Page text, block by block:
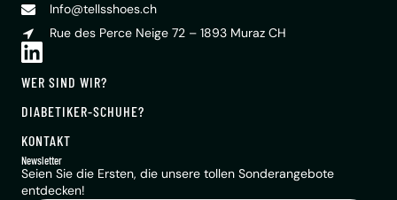
Info@tellsshoes.ch
Rue des Perce Neige 72 – 1893 Muraz CH
WER SIND WIR?
DIABETIKER-SCHUHE?
KONTAKT
Newsletter
Seien Sie die Ersten, die unsere tollen Sonderangebote
entdecken!